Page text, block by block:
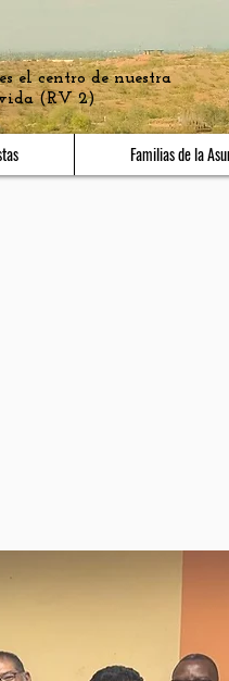
México
el centro de nuestra
(RV 2)
Familias de la